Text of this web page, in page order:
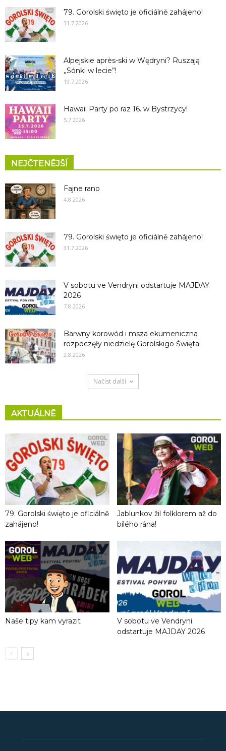
79. Gorolski święto je oficiálně zahájeno!
31.7.2026
Alpejskie après-ski w Wędryni? Ruszają
„Sónki w lecie”!
19.7.2026
Hawaii Party po raz 16. w Bystrzycy!
5.7.2026
NEJČTENĚJŠÍ
Fajne rano
4.8.2026
79. Gorolski święto je oficiálně zahájeno!
31.7.2026
V sobotu ve Vendryni odstartuje MAJDAY
2026
7.8.2026
Barwny korowód i msza ekumeniczna
rozpoczęły niedzielę Gorolskigo Święta
2.8.2026
Načíst další
AKTUÁLNĚ
79. Gorolski święto je oficiálně
zahájeno!
Jablunkov žil folklorem až do
bílého rána!
Naše tipy kam vyrazit
V sobotu ve Vendryni
odstartuje MAJDAY 2026